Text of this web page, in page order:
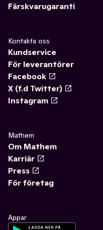
Färskvarugaranti
Kontakta oss
Kundservice
För leverantörer
Facebook
X (f.d Twitter)
Instagram
Mathem
Om Mathem
Karriär
Press
För företag
Appar